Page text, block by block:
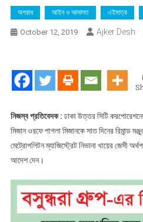
অপরাধ আইন ও আদালত এইমাত্র
October 12, 2019 Ajker Desh
নিজস্ব প্রতিবেদক : ঢাকা উত্তর সিটি
মিজান ওরফে পাগলা মিজানকে সাত দিনের রিমান্ড
মেট্রোপলিটন ম্যাজিস্ট্রেট নিভানা খায়ের জেসী
আদেশ দেন।